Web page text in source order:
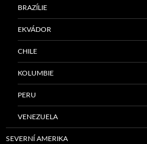
BRAZÍLIE
EKVÁDOR
CHILE
KOLUMBIE
PERU
VENEZUELA
SEVERNÍ AMERIKA